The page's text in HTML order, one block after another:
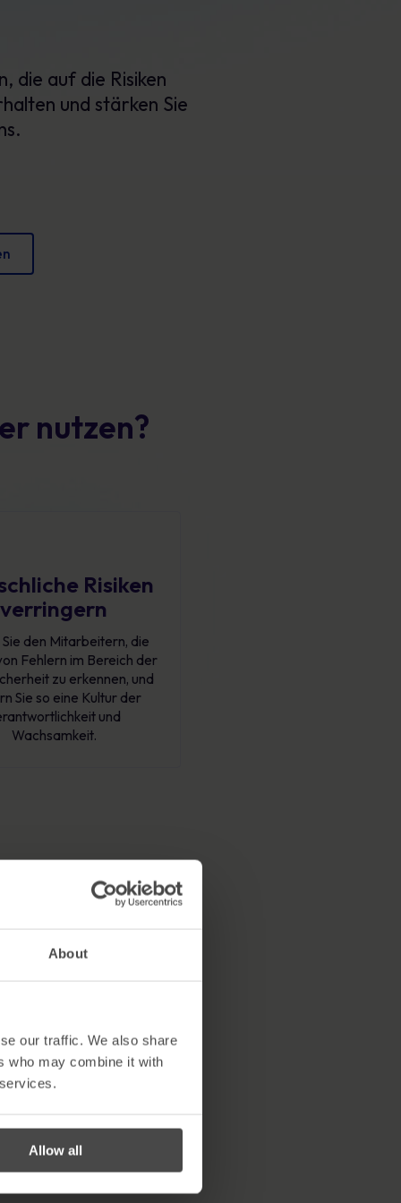
About
our traffic. We also share
who may combine it with
Allow all
die auf die Risiken
und stärken Sie
nutzen?
Risiken
verringern
den Mitarbeitern, die
Fehlern im Bereich der
zu erkennen, und
Sie so eine Kultur der
und
Wachsamkeit.